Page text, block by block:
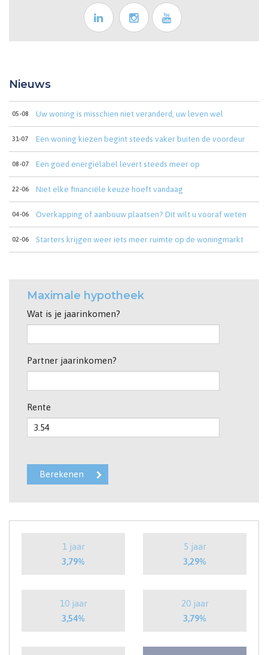
Nieuws
05-08 Uw woning is misschien niet veranderd, uw leven wel
31-07 Een woning kiezen begint steeds vaker buiten de voordeur
08-07 Een goed energielabel levert steeds meer op
22-06 Niet elke financiële keuze hoeft vandaag
04-06 Overkapping of aanbouw plaatsen? Dit wilt u vooraf weten
02-06 Starters krijgen weer iets meer ruimte op de woningmarkt
Maximale hypotheek
Wat is je jaarinkomen?
Partner jaarinkomen?
Rente
1 jaar
3,79%
5 jaar
3,29%
10 jaar
3,54%
20 jaar
3,79%